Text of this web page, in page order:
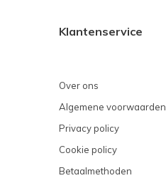
Klantenservice
Over ons
Algemene voorwaarden
Privacy policy
Cookie policy
Betaalmethoden